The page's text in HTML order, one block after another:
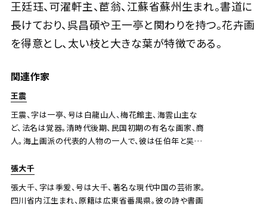
王廷珏、可濯軒主、茞翁、江蘇省蘇州生まれ。書道に
長けており、呉昌碩や王一亭と関わりを持つ。花卉画
を得意とし、太い枝と大きな葉が特徴である。
関連作家
王震
王震、字は一亭、号は白龍山人、梅花館主、海雲山主な
ど、法名は覚器。清時代後期、民国初期の有名な画家、商
人。海上画派の代表的人物の一人で、彼は任伯年と吴昌
張大千
張大千、字は季爰、号は大千、著名な現代中国の芸術家。
四川省内江生まれ、原籍は広東省番禺県。彼の詩や書画
主催 Jo's Auction
開催 2024/08/27
JPY 10,000 - 30,000
結果
公開終了